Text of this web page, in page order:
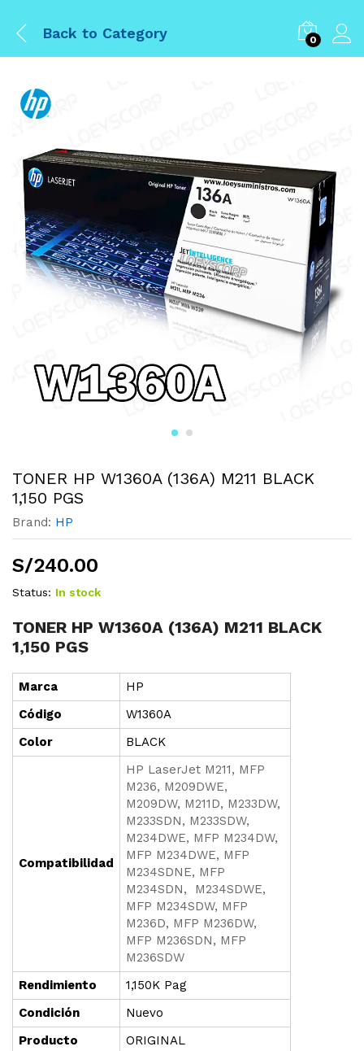
Back to Category 0
TONER HP W1360A (136A) M211 BLACK
1,150 PGS
Brand: HP
S/240.00
Status: In stock
TONER HP W1360A (136A) M211 BLACK
1,150 PGS
Marca
HP
Código
W1360A
Color
BLACK
Compatibilidad
HP LaserJet M211, MFP
M236, M209DWE,
M209DW, M211D, M233DW,
M233SDN, M233SDW,
M234DWE, MFP M234DW,
MFP M234DWE, MFP
M234SDNE, MFP
M234SDN, M234SDWE,
MFP M234SDW, MFP
M236D, MFP M236DW,
MFP M236SDN, MFP
M236SDW
Rendimiento
1,150K Pag
Condición
Nuevo
Producto
ORIGINAL